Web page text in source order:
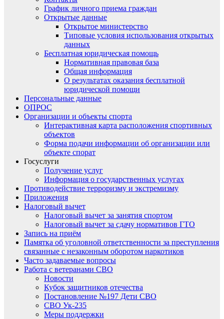
График личного приема граждан
Открытые данные
Открытое министерство
Типовые условия использования открытых
данных
Бесплатная юридическая помощь
Нормативная правовая база
Общая информация
О результатах оказания бесплатной
юридической помощи
Персональные данные
ОПРОС
Организации и объекты спорта
Интерактивная карта расположения спортивных
объектов
Форма подачи информации об организации или
объекте спорат
Госуслуги
Получение услуг
Информация о государственных услугах
Противодействие терроризму и экстремизму
Приложения
Налоговый вычет
Налоговый вычет за занятия спортом
Налоговый вычет за сдачу нормативов ГТО
Запись на приём
Памятка об уголовной ответственности за преступления
связанные с незаконным оборотом наркотиков
Часто задаваемые вопросы
Работа с ветеранами СВО
Новости
Кубок защитников отечества
Постановление №197 Дети СВО
СВО Ук-235
Меры поддержки